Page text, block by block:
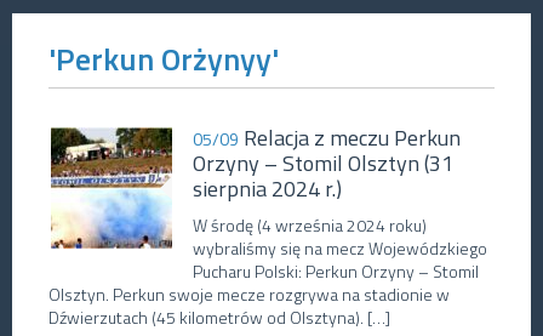
'Perkun Orżynyy'
05/09 Relacja z meczu Perkun
Orzyny – Stomil Olsztyn (31
sierpnia 2024 r.)
W środę (4 września 2024 roku)
wybraliśmy się na mecz Wojewódzkiego
Pucharu Polski: Perkun Orzyny – Stomil
Olsztyn. Perkun swoje mecze rozgrywa na stadionie w
Dźwierzutach (45 kilometrów od Olsztyna). […]